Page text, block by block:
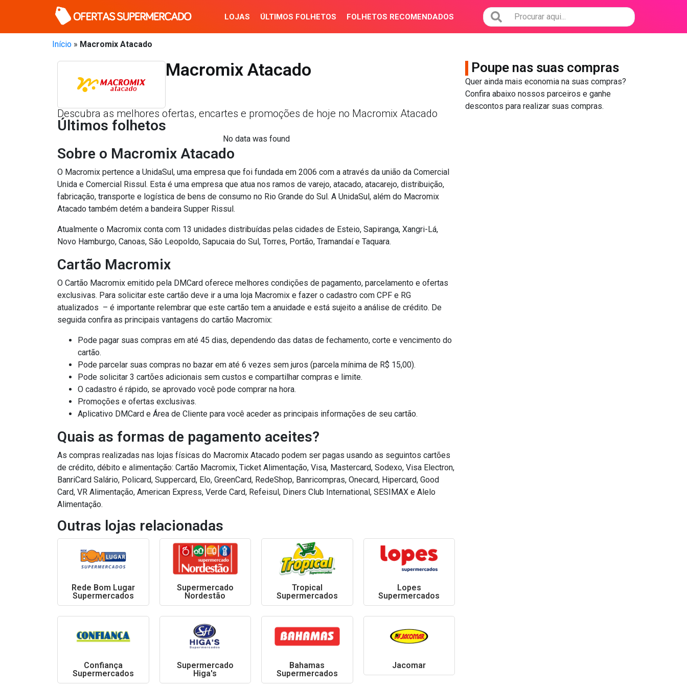
LOJAS ÚLTIMOS FOLHETOS FOLHETOS RECOMENDADOS
Início » Macromix Atacado
Macromix Atacado
Descubra as melhores ofertas, encartes e promoções de hoje no Macromix Atacado
Últimos folhetos
No data was found
Sobre o Macromix Atacado
O Macromix pertence a UnidaSul, uma empresa que foi fundada em 2006 com a através da união da Comercial
Unida e Comercial Rissul. Esta é uma empresa que atua nos ramos de varejo, atacado, atacarejo, distribuição,
fabricação, transporte e logística de bens de consumo no Rio Grande do Sul. A UnidaSul, além do Macromix
Atacado também detém a bandeira Supper Rissul.
Atualmente o Macromix conta com 13 unidades distribuídas pelas cidades de Esteio, Sapiranga, Xangri-Lá,
Novo Hamburgo, Canoas, São Leopoldo, Sapucaia do Sul, Torres, Portão, Tramandaí e Taquara.
Cartão Macromix
O Cartão Macromix emitido pela DMCard oferece melhores condições de pagamento, parcelamento e ofertas
exclusivas. Para solicitar este cartão deve ir a uma loja Macromix e fazer o cadastro com CPF e RG
atualizados – é importante relembrar que este cartão tem a anuidade e está sujeito a análise de crédito. De
seguida confira as principais vantagens do cartão Macromix:
Pode pagar suas compras em até 45 dias, dependendo das datas de fechamento, corte e vencimento do
cartão.
Pode parcelar suas compras no bazar em até 6 vezes sem juros (parcela mínima de R$ 15,00).
Pode solicitar 3 cartões adicionais sem custos e compartilhar compras e limite.
O cadastro é rápido, se aprovado você pode comprar na hora.
Promoções e ofertas exclusivas.
Aplicativo DMCard e Área de Cliente para você aceder as principais informações de seu cartão.
Quais as formas de pagamento aceites?
As compras realizadas nas lojas físicas do Macromix Atacado podem ser pagas usando as seguintos cartões
de crédito, débito e alimentação: Cartão Macromix, Ticket Alimentação, Visa, Mastercard, Sodexo, Visa Electron,
BanriCard Salário, Policard, Suppercard, Elo, GreenCard, RedeShop, Banricompras, Onecard, Hipercard, Good
Card, VR Alimentação, American Express, Verde Card, Refeisul, Diners Club International, SESIMAX e Alelo
Alimentação.
Outras lojas relacionadas
Rede Bom Lugar
Supermercados
Supermercado
Nordestão
Tropical
Supermercados
Lopes
Supermercados
Confiança
Supermercados
Supermercado
Higa's
Bahamas
Supermercados
Jacomar
Poupe nas suas compras
Quer ainda mais economia na suas compras?
Confira abaixo nossos parceiros e ganhe
descontos para realizar suas compras.